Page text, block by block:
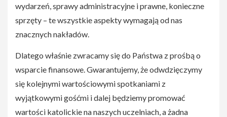
wydarzeń, sprawy administracyjne i prawne, konieczne
sprzęty – te wszystkie aspekty wymagają od nas
znacznych nakładów.
Dlatego właśnie zwracamy się do Państwa z prośbą o
wsparcie finansowe. Gwarantujemy, że odwdzięczymy
się kolejnymi wartościowymi spotkaniami z
wyjątkowymi gośćmi i dalej będziemy promować
wartości katolickie na naszych uczelniach, a żadna